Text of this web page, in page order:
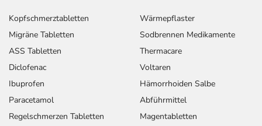
Kopfschmerztabletten
Migräne Tabletten
ASS Tabletten
Diclofenac
Ibuprofen
Paracetamol
Regelschmerzen Tabletten
Wärmepflaster
Sodbrennen Medikamente
Thermacare
Voltaren
Hämorrhoiden Salbe
Abführmittel
Magentabletten